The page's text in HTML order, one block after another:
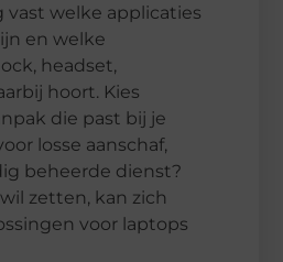
vast welke applicaties
en welke
headset,
hoort. Kies
die past bij je
losse aanschaf,
beheerde dienst?
zetten, kan zich
voor laptops